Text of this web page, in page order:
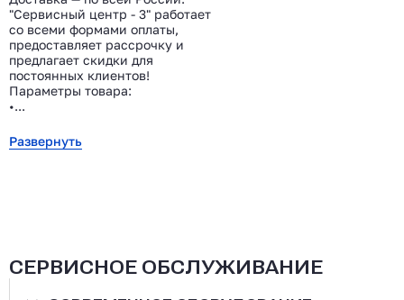
"Сервисный центр - 3" работает
со всеми формами оплаты,
предоставляет рассрочку и
предлагает скидки для
постоянных клиентов!
Параметры товара:
•...
Развернуть
СЕРВИСНОЕ ОБСЛУЖИВАНИЕ